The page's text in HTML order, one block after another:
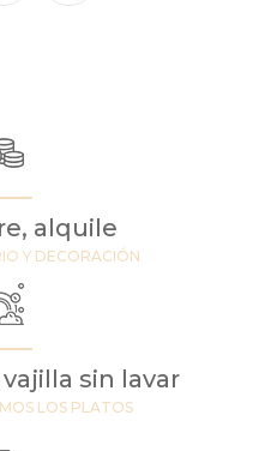
alquile
Y DECORACIÓN
sin lavar
LOS PLATOS